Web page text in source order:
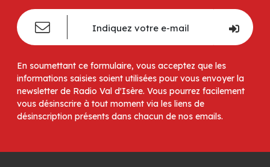
En soumettant ce formulaire, vous acceptez que les
informations saisies soient utilisées pour vous envoyer la
newsletter de Radio Val d'Isère. Vous pourrez facilement
vous désinscrire à tout moment via les liens de
désinscription présents dans chacun de nos emails.